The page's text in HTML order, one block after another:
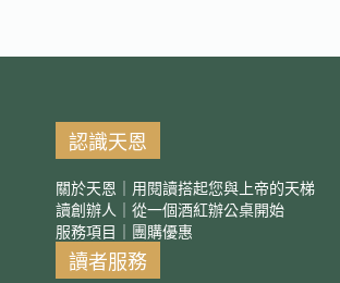
認識天恩
關於天恩｜用閱讀搭起您與上帝的天梯
讀創辦人｜從一個酒紅辦公桌開始
服務項目｜團購優惠
讀者服務